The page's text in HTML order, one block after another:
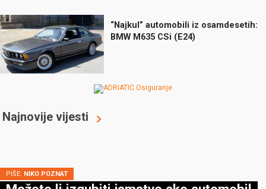
“Najkul” automobili iz osamdesetih:
BMW M635 CSi (E24)
Najnovije vijesti
PIŠE: NIKO POZNAT